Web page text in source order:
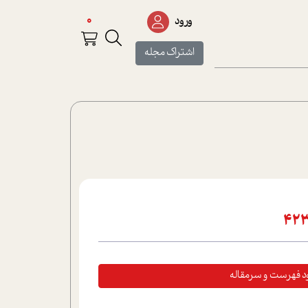
ورود
اشتراک مجله
0
فهرست و سرمقاله